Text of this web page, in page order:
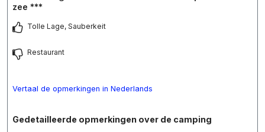
zee ***
Tolle Lage, Sauberkeit
Restaurant
Vertaal de opmerkingen in Nederlands
Gedetailleerde opmerkingen over de camping